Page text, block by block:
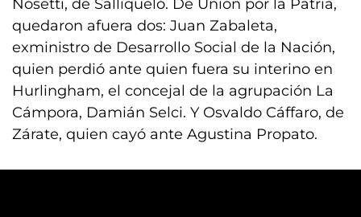
Nosetti, de Salliqueló. De Unión por la Patria,
quedaron afuera dos: Juan Zabaleta,
exministro de Desarrollo Social de la Nación,
quien perdió ante quien fuera su interino en
Hurlingham, el concejal de la agrupación La
Cámpora, Damián Selci. Y Osvaldo Cáffaro, de
Zárate, quien cayó ante Agustina Propato.